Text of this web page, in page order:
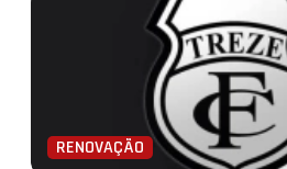
RENOVAÇÃO